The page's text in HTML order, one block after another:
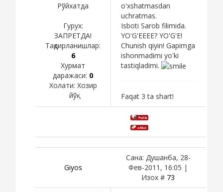
Рўйхатда
Гурух:
ЗАПРЕТДА!
Тақдирланишлар:
6
Хурмат
даражаси: 0
Холати: Хозир
йўқ
o'xshatmasdan
uchratmas.
Isboti Sarob filimida.
YO'G'EEEE? YO'G'E!
Chunish qiyin! Gapimga
ishonmadimi yo'ki
tastiqladimi.
Faqat 3 ta shart!
Giyos
Сана: Душанба, 28-
Фев-2011, 16:05 |
Изох # 73